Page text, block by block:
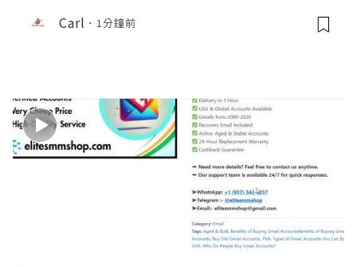
Carl 1分鐘前